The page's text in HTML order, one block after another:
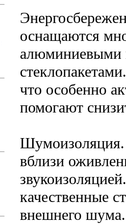
оснащаются
алюминиевыми
что особенно
помогают
Шумоизоляция.
вблизи
качественные
внешнего шума.